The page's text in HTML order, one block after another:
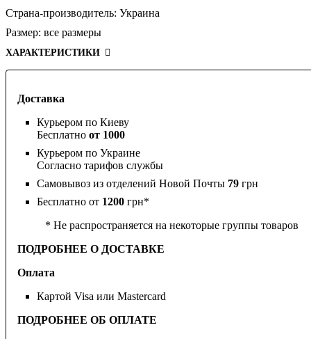
Доставка
Курьером по Киеву
Бесплатно от 1000
Курьером по Украине
Согласно тарифов службы
Самовывоз из отделений Новой Почты 79 грн
Бесплатно от 1200 грн*
* Не распространяется на некоторые группы товаров
ПОДРОБНЕЕ О ДОСТАВКЕ
Оплата
Картой Visa или Mastercard
ПОДРОБНЕЕ ОБ ОПЛАТЕ
Страна-производитель: Украина
Размер: все размеры
ХАРАКТЕРИСТИКИ